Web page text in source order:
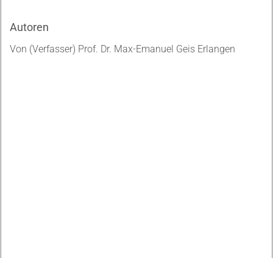
Autoren
Von (Verfasser) Prof. Dr. Max-Emanuel Geis Erlangen